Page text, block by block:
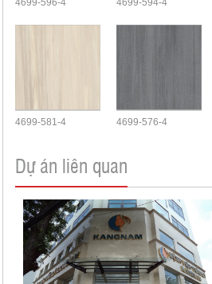
4699-596-4 4699-594-4
4699-581-4 4699-576-4
Dự án liên quan